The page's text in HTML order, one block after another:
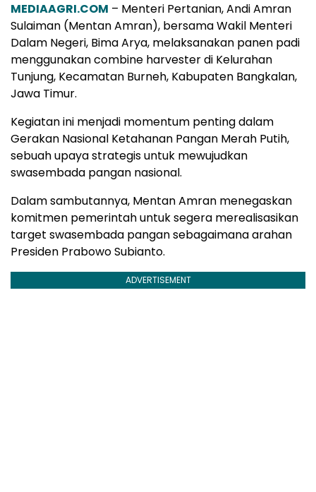
MEDIAAGRI.COM – Menteri Pertanian, Andi Amran
Sulaiman (Mentan Amran), bersama Wakil Menteri
Dalam Negeri, Bima Arya, melaksanakan panen padi
menggunakan combine harvester di Kelurahan
Tunjung, Kecamatan Burneh, Kabupaten Bangkalan,
Jawa Timur.
Kegiatan ini menjadi momentum penting dalam
Gerakan Nasional Ketahanan Pangan Merah Putih,
sebuah upaya strategis untuk mewujudkan
swasembada pangan nasional.
Dalam sambutannya, Mentan Amran menegaskan
komitmen pemerintah untuk segera merealisasikan
target swasembada pangan sebagaimana arahan
Presiden Prabowo Subianto.
ADVERTISEMENT